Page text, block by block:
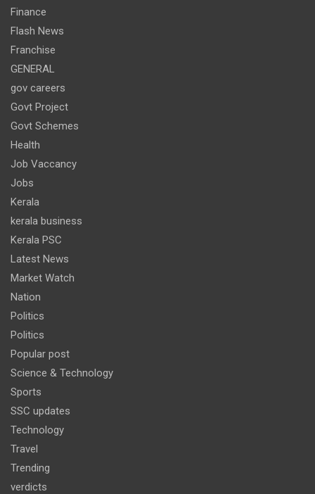
Finance
Flash News
Franchise
GENERAL
gov careers
Govt Project
Govt Schemes
Health
Job Vaccancy
Jobs
Kerala
kerala business
Kerala PSC
Latest News
Market Watch
Nation
Politics
Politics
Popular post
Science & Technology
Sports
SSC updates
Technology
Travel
Trending
verdicts